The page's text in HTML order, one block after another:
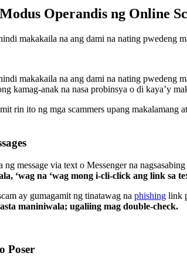
Operandis ng Online
makakaila na ang dami na nating
makakaila na ang dami na nating pwedeng
kamag-anak na nasa probinsya o di kaya’y
rin ito ng mga scammers upang
ng message via text o Messenger na
‘wag na ‘wag mong i-cli-click ang link sa
ay gumagamit ng tinatawag na phishing link
maniniwala; ugaliing mag double-check.
Poser